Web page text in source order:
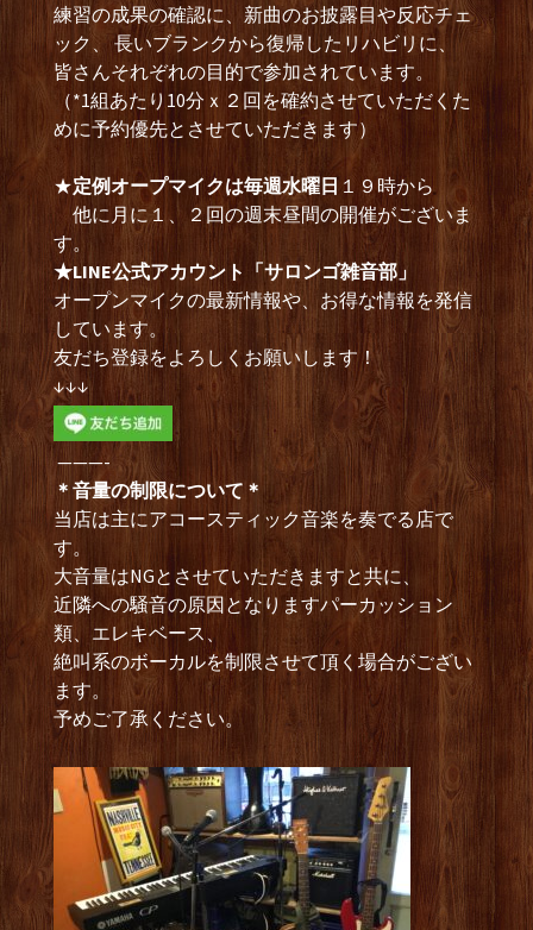
練習の成果の確認に、新曲のお披露目や反応チェ
ック、 長いブランクから復帰したリハビリに、
皆さんそれぞれの目的で参加されています。
（*1組あたり10分ｘ２回を確約させていただくた
めに予約優先とさせていただきます）
★定例オープマイクは毎週水曜日 １９時から
他に月に１、２回の週末昼間の開催がございま
す。
★LINE公式アカウント「サロンゴ雑音部」
オープンマイクの最新情報や、お得な情報を発信
しています。
友だち登録をよろしくお願いします！
↓↓↓
———-
＊音量の制限について＊
当店は主にアコースティック音楽を奏でる店で
す。
大音量はNGとさせていただきますと共に、
近隣への騒音の原因となりますパーカッション
類、エレキベース、
絶叫系のボーカルを制限させて頂く場合がござい
ます。
予めご了承ください。